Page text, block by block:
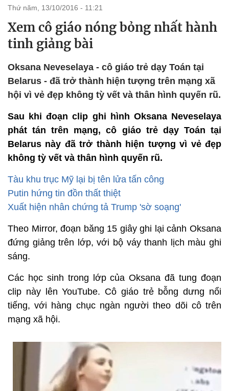
thứ năm, 13/10/2016 - 11:21
Xem cô giáo nóng bỏng nhất hành
tinh giảng bài
Oksana Neveselaya - cô giáo trẻ dạy Toán tại
Belarus - đã trở thành hiện tượng trên mạng xã
hội vì vẻ đẹp không tỳ vết và thân hình quyến rũ.
Sau khi đoạn clip ghi hình Oksana Neveselaya
phát tán trên mạng, cô giáo trẻ dạy Toán tại
Belarus này đã trở thành hiện tượng vì vẻ đẹp
không tỳ vết và thân hình quyến rũ.
Tàu khu trục Mỹ lại bị tên lửa tấn công
Putin hứng tin đồn thất thiệt
Xuất hiện nhân chứng tả Trump 'sờ soạng'
Theo Mirror, đoạn băng 15 giây ghi lại cảnh Oksana
đứng giảng trên lớp, với bộ váy thanh lịch màu ghi
sáng.
Các học sinh trong lớp của Oksana đã tung đoạn
clip này lên YouTube. Cô giáo trẻ bỗng dưng nổi
tiếng, với hàng chục ngàn người theo dõi cô trên
mạng xã hội.